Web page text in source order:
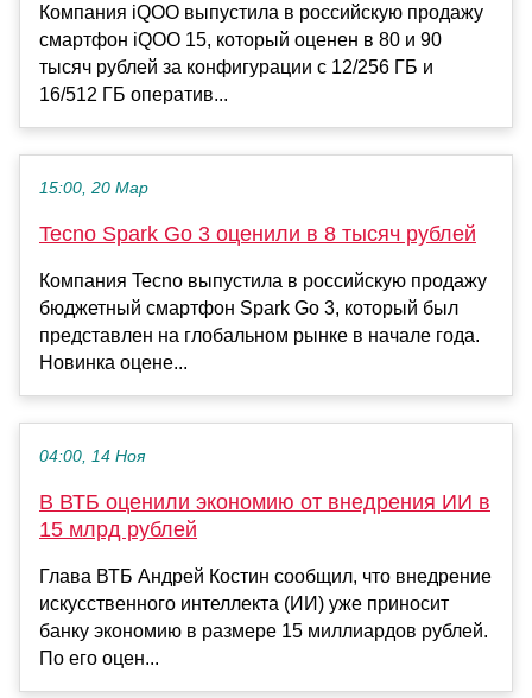
Компания iQOO выпустила в российскую продажу
смартфон iQOO 15, который оценен в 80 и 90
тысяч рублей за конфигурации с 12/256 ГБ и
16/512 ГБ оператив...
15:00, 20 Мар
Tecno Spark Go 3 оценили в 8 тысяч рублей
Компания Tecno выпустила в российскую продажу
бюджетный смартфон Spark Go 3, который был
представлен на глобальном рынке в начале года.
Новинка оцене...
04:00, 14 Ноя
В ВТБ оценили экономию от внедрения ИИ в
15 млрд рублей
Глава ВТБ Андрей Костин сообщил, что внедрение
искусственного интеллекта (ИИ) уже приносит
банку экономию в размере 15 миллиардов рублей.
По его оцен...